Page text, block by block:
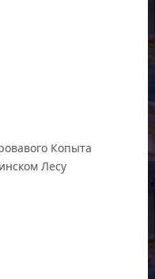
Копыта
Лесу